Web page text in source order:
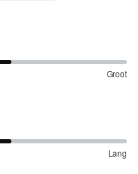
Groot
Lang